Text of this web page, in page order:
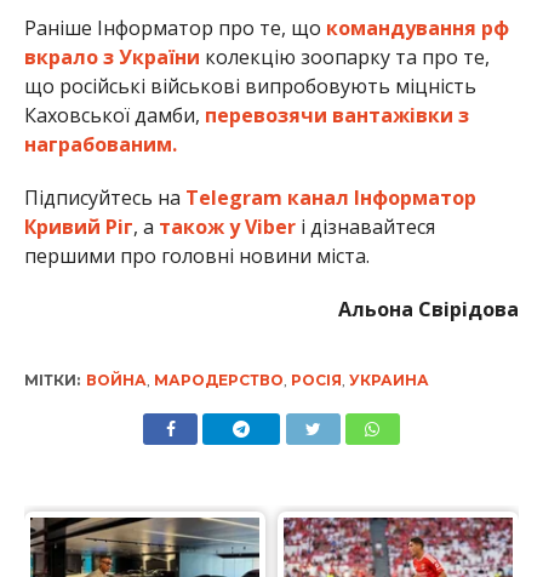
Раніше Інформатор про те, що командування рф
вкрало з України колекцію зоопарку та про те,
що російські військові випробовують міцність
Каховської дамби, перевозячи вантажівки з
награбованим.
Підписуйтесь на Telegram канал Інформатор
Кривий Ріг, а також у Viberі дізнавайтеся
першими про головні новини міста.
Альона Свірідова
МІТКИ: ВОЙНА МАРОДЕРСТВО РОСІЯ УКРАИНА